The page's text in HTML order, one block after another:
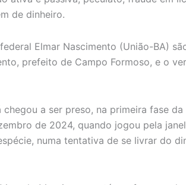
de dinheiro.
Elmar Nascimento (União-BA)
prefeito de Campo Formoso, e o
a ser preso, na primeira fase da
de 2024, quando jogou pela
numa tentativa de se livrar do